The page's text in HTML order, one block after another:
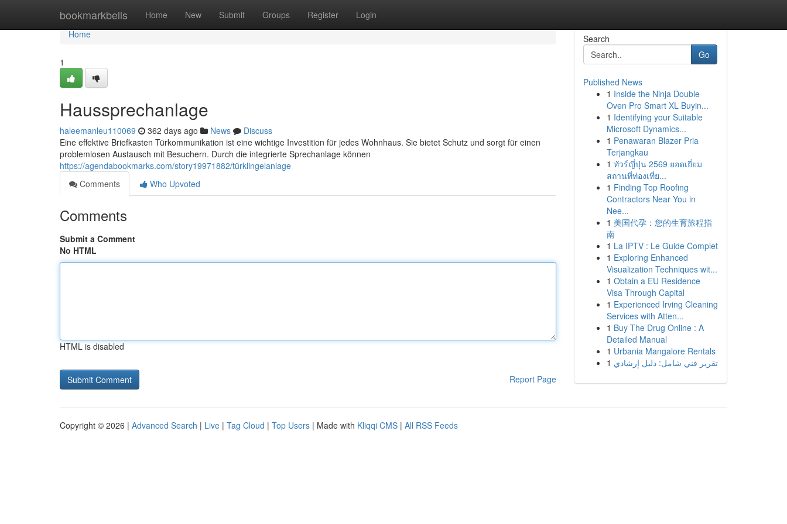
bookmarkbells Home New Submit Groups Register Login
Home
Home
1
Haussprechanlage
haleemanleu110069 362 days ago News
Discuss
Eine effektive Briefkasten Türkommunikation ist eine wichtige Investition für jedes Wohnhaus. Sie bietet Schutz und sorgt für einen
problemlosen Austausch mit Besuchern. Durch die integrierte Sprechanlage können
https://agendabookmarks.com/story19971882/türklingelanlage
Comments
Who Upvoted
Comments
Submit a Comment
No HTML
HTML is disabled
Report Page
Search
Go
Published News
1 Inside the Ninja Double
Oven Pro Smart XL Buyin...
1 Identifying your Suitable
Microsoft Dynamics...
1 Penawaran Blazer Pria
Terjangkau
1 ทัวร์ญี่ปุ่น 2569 ยอดเยี่ยม
สถานที่ท่องเที่ย...
1 Finding Top Roofing
Contractors Near You in
Nee...
1 美国代孕：您的生育旅程指
南
1 La IPTV : Le Guide Complet
1 Exploring Enhanced
Visualization Techniques wit...
1 Obtain a EU Residence
Visa Through Capital
1 Experienced Irving Cleaning
Services with Atten...
1 Buy The Drug Online : A
Detailed Manual
1 Urbania Mangalore Rentals
1 تقرير فني شامل: دليل إرشادي
Copyright © 2026 | Advanced Search | Live | Tag Cloud | Top Users | Made with Kliqqi CMS | All RSS Feeds